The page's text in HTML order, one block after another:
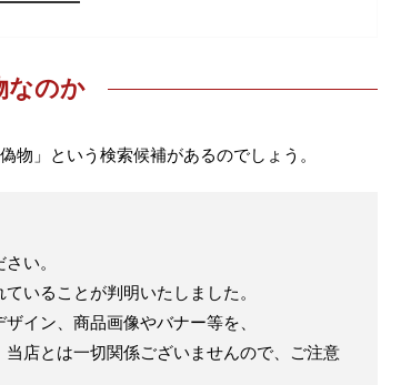
なのか
物」という検索候補があるのでしょう。
い。
いることが判明いたしました。
イン、商品画像やバナー等を、
店とは一切関係ございませんので、ご注意